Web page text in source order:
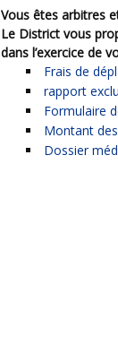
Vous êtes arbitres
Le District vous
dans l’exercice de
Frais de
rapport
Formulaire
Montant
Dossier